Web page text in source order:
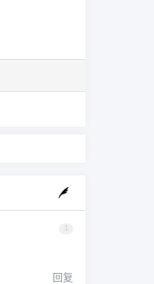
1
回复